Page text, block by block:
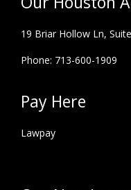
19 Briar Hollow Ln,
Phone: 713-600-1909
Pay Here
Lawpay